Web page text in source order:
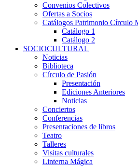
Convenios Colectivos
Ofertas a Socios
Catálogos Patrimonio Círculo
Catálogo 1
Catálogo 2
SOCIOCULTURAL
Noticias
Biblioteca
Círculo de Pasión
Presentación
Ediciones Anteriores
Noticias
Conciertos
Conferencias
Presentaciones de libros
Teatro
Talleres
Visitas culturales
Linterna Mágica